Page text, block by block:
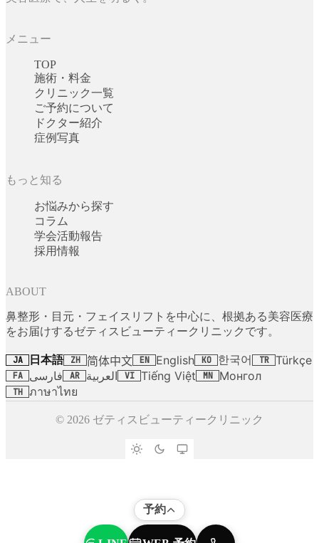
メニュー
TOP
施術・料金
クリニック一覧
ご予約について
ドクター紹介
症例写真
もっと知る
お悩みから探す
コラム
学会活動報告
採用情報
ABOUT
鼻整形・目元・フェイスリフトを中心に、根拠ある美容医療
をお届けするゼティスビューティークリニックです。
JA 日本語 ZH 简体中文 EN English KO 한국어 TR Türkçe
FA فارسی AR العربية VI Tiếng Việt MN Монгол
TH ภาษาไทย
© 2026 ゼティスビューティークリニック
予約